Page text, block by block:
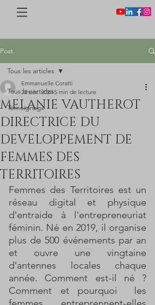
Post
Tous les articles
Témoignage
Tous les articles
MELANIE VAUTHEROT
DIRECTRICE DU
DEVELOPPEMENT DE
FEMMES DES
TERRITOIRES
Emmanuelle Coratti
22 déc. 2023 5 min de lecture
Femmes des Territoires est un
réseau digital et physique
d'entraide à l'entrepreneuriat
féminin. Né en 2019, il organise
plus de 500 événements par an
et ouvre une vingtaine
d'antennes locales chaque
année. Comment est-il né ?
Comment et pourquoi  les